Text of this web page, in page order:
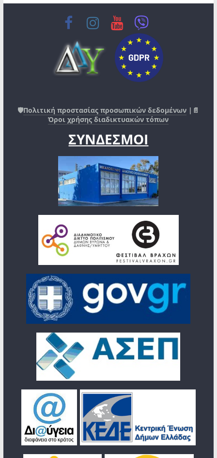
🛡️Πολιτική προστασίας προσωπικών δεδομένων |📄
Όροι χρήσης διαδικτυακών τόπων
ΣΥΝΔΕΣΜΟΙ